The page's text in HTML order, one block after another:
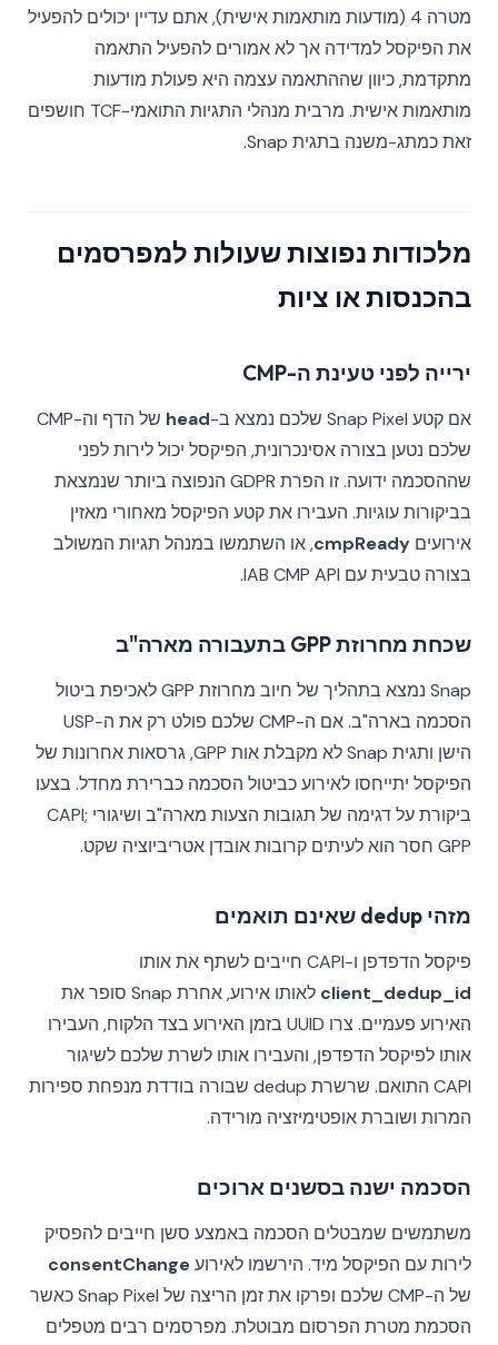
מטרה 4 (מודעות מותאמות אישית), אתם עדיין יכולים להפעיל
את הפיקסל למדידה אך לא אמורים להפעיל התאמה
מתקדמת, כיוון שההתאמה עצמה היא פעולת מודעות
מותאמות אישית. מרבית מנהלי התגיות התואמי-TCF חושפים
זאת כמתג-משנה בתגית Snap.
מלכודות נפוצות שעולות למפרסמים
בהכנסות או ציות
ירייה לפני טעינת ה-CMP
אם קטע Snap Pixel שלכם נמצא ב- head
של הדף וה-CMP
שלכם נטען בצורה אסינכרונית, הפיקסל יכול לירות לפני
שההסכמה ידועה. זו הפרת GDPR הנפוצה ביותר שנמצאת
בביקורות עוגיות. העבירו את קטע הפיקסל מאחורי מאזין
אירועים cmpReady, או השתמשו במנהל תגיות המשולב
בצורה טבעית עם IAB CMP API.
שכחת מחרוזת GPP בתעבורה מארה"ב
Snap נמצא בתהליך של חיוב מחרוזת GPP לאכיפת ביטול
הסכמה בארה"ב. אם ה-CMP שלכם פולט רק את ה-USP
הישן ותגית Snap לא מקבלת אות GPP, גרסאות אחרונות של
הפיקסל יתייחסו לאירוע כביטול הסכמה כברירת מחדל. בצעו
ביקורת על דגימה של תגובות הצעות מארה"ב ושיגורי CAPI;
GPP חסר הוא לעיתים קרובות אובדן אטריביוציה שקט.
מזהי dedup שאינם תואמים
פיקסל הדפדפן ו-CAPI חייבים לשתף את אותו
client_dedup_id
לאותו אירוע, אחרת Snap סופר את
האירוע פעמיים. צרו UUID בזמן האירוע בצד הלקוח, העבירו
אותו לפיקסל הדפדפן, והעבירו אותו לשרת שלכם לשיגור
CAPI התואם. שרשרת dedup שבורה בודדת מנפחת ספירות
המרות ושוברת אופטימיזציה מורידה.
הסכמה ישנה בסשנים ארוכים
משתמשים שמבטלים הסכמה באמצע סשן חייבים להפסיק
לירות עם הפיקסל מיד. הירשמו לאירועconsentChange
של ה-CMP שלכם ופרקו את זמן הריצה של Snap Pixel כאשר
הסכמת מטרת הפרסום מבוטלת. מפרסמים רבים מטפלים